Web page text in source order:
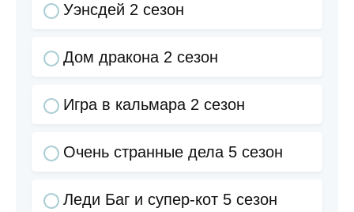
Уэнсдей 2 сезон
Дом дракона 2 сезон
Игра в кальмара 2 сезон
Очень странные дела 5 сезон
Леди Баг и супер-кот 5 сезон